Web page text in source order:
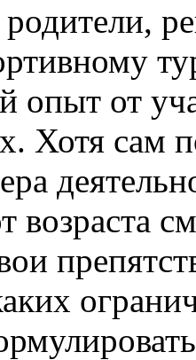
опыт от
Хотя сам
возраста